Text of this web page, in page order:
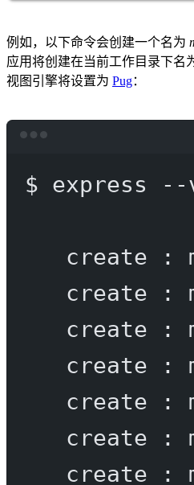
例如，以下命令会创建一个名为
应用将创建在当前工作目录下名
视图引擎将设置为 Pug：
$ express --
create :
create
:
create
:
create
:
create
:
create
:
create
: